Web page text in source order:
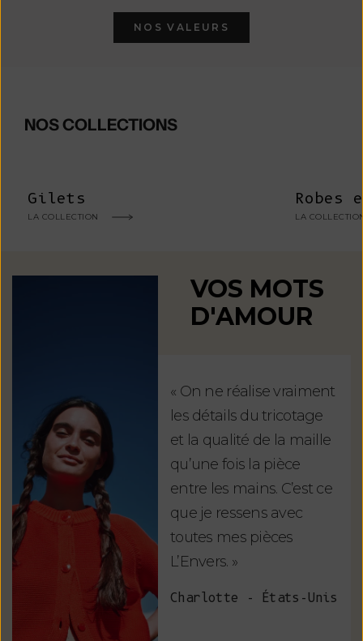
NOS VALEURS
NOS COLLECTIONS
Gilets
LA COLLECTION
Robes
LA
VOS MOTS
D'AMOUR
« On ne réalise vraiment
les détails du tricotage
et la qualité de la maille
qu’une fois la pièce
entre les mains. C’est ce
que je ressens avec
toutes mes pièces
L’Envers. »
Charlotte - États-Unis